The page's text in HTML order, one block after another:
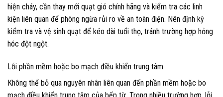
hiện cháy, cần thay mới quạt gió chính hãng và kiểm tra các linh
kiện liên quan để phòng ngừa rủi ro về an toàn điện. Nên định kỳ
kiểm tra và vệ sinh quạt để kéo dài tuổi thọ, tránh trường hợp hỏng
hóc đột ngột.
Lỗi phần mềm hoặc bo mạch điều khiển trung tâm
Không thể bỏ qua nguyên nhân liên quan đến phần mềm hoặc bo